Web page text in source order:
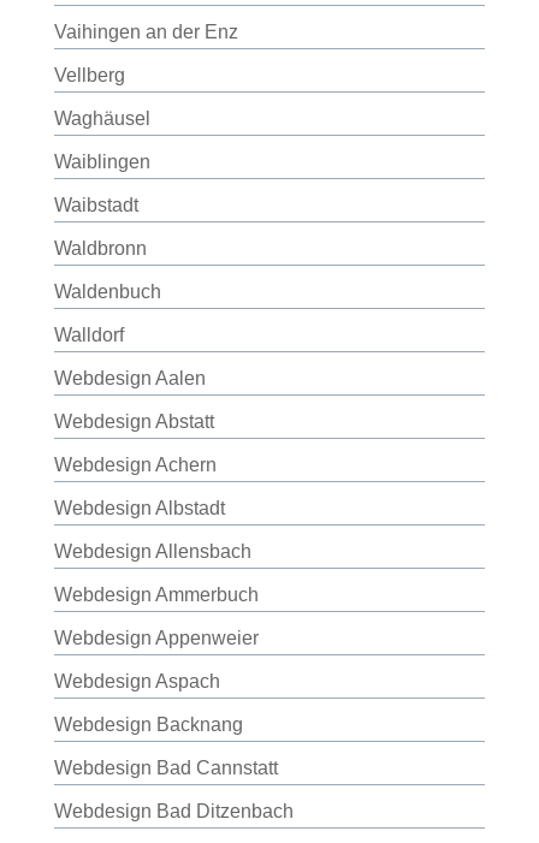
Vaihingen an der Enz
Vellberg
Waghäusel
Waiblingen
Waibstadt
Waldbronn
Waldenbuch
Walldorf
Webdesign Aalen
Webdesign Abstatt
Webdesign Achern
Webdesign Albstadt
Webdesign Allensbach
Webdesign Ammerbuch
Webdesign Appenweier
Webdesign Aspach
Webdesign Backnang
Webdesign Bad Cannstatt
Webdesign Bad Ditzenbach